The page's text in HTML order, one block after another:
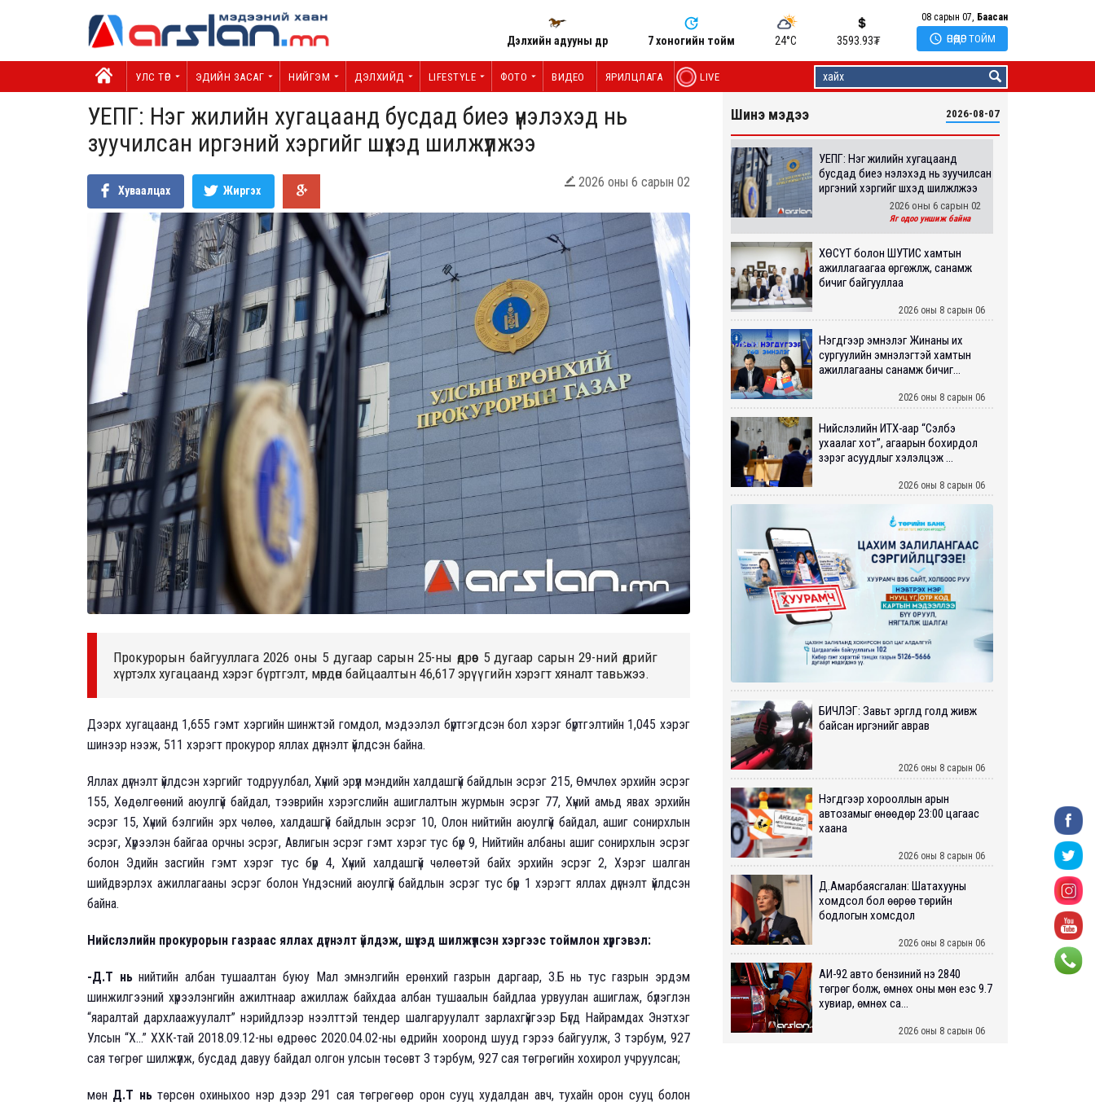
Дэлхийн адууны өдөр 7 хоногийн тойм 24°C 3593.93₮
08 сарын 07, Баасан
 ӨНӨӨДӨР ТОЙМ
УЛС ТӨР ЭДИЙН ЗАСАГ НИЙГЭМ ДЭЛХИЙД LIFESTYLE ФОТО ВИДЕО ЯРИЛЦЛАГА LIVE
УЕПГ: Нэг жилийн хугацаанд бусдад биеэ үнэлэхэд нь
зуучилсан иргэний хэргийг шүүхэд шилжүүлжээ
Хуваалцах Жиргэх
 2026 оны 6 сарын 02
Прокурорын байгууллага 2026 оны 5 дугаар сарын 25-ны өдрөөс 5 дугаар сарын 29-ний өдрийг
хүртэлх хугацаанд хэрэг бүртгэлт, мөрдөн байцаалтын 46,617 эрүүгийн хэрэгт хяналт тавьжээ.
Дээрх хугацаанд 1,655 гэмт хэргийн шинжтэй гомдол, мэдээлэл бүртгэгдсэн бол хэрэг бүртгэлтийн 1,045 хэрэг
шинээр нээж, 511 хэрэгт прокурор яллах дүгнэлт үйлдсэн байна.
Яллах дүгнэлт үйлдсэн хэргийг тодруулбал, Хүний эрүүл мэндийн халдашгүй байдлын эсрэг 215, Өмчлөх эрхийн эсрэг
155, Хөдөлгөөний аюулгүй байдал, тээврийн хэрэгслийн ашиглалтын журмын эсрэг 77, Хүний амьд явах эрхийн
эсрэг 15, Хүний бэлгийн эрх чөлөө, халдашгүй байдлын эсрэг 10, Олон нийтийн аюулгүй байдал, ашиг сонирхлын
эсрэг, Хүрээлэн байгаа орчны эсрэг, Авлигын эсрэг гэмт хэрэг тус бүр 9, Нийтийн албаны ашиг сонирхлын эсрэг
болон Эдийн засгийн гэмт хэрэг тус бүр 4, Хүний халдашгүй чөлөөтэй байх эрхийн эсрэг 2, Хэрэг шалган
шийдвэрлэх ажиллагааны эсрэг болон Үндэсний аюулгүй байдлын эсрэг тус бүр 1 хэрэгт яллах дүгнэлт үйлдсэн
байна.
Нийслэлийн прокурорын газраас яллах дүгнэлт үйлдэж, шүүхэд шилжүүлсэн хэргээс тоймлон хүргэвэл:
-Д.Т ньнийтийн албан тушаалтан буюу Мал эмнэлгийн ерөнхий газрын даргаар, З.Б нь тус газрын эрдэм
шинжилгээний хүрээлэнгийн ажилтнаар ажиллаж байхдаа албан тушаалын байдлаа урвуулан ашиглаж, бүлэглэн
“яаралтай дархлаажуулалт” нэрийдлээр нээлттэй тендер шалгаруулалт зарлахгүйгээр Бүгд Найрамдах Энэтхэг
Улсын “Х...” ХХК-тай 2018.09.12-ны өдрөөс 2020.04.02-ны өдрийн хооронд шууд гэрээ байгуулж, 3 тэрбум, 927
сая төгрөг шилжүүлж, бусдад давуу байдал олгон улсын төсөвт 3 тэрбум, 927 сая төгрөгийн хохирол учруулсан;
мөн Д.Т ньтөрсөн охиныхоо нэр дээр 291 сая төгрөгөөр орон сууц худалдан авч, тухайн орон сууц болон
Шинэ мэдээ 2026-08-07
УЕПГ: Нэг жилийн хугацаанд
бусдад биеэ үнэлэхэд нь зуучилсан
иргэний хэргийг шүүхэд шилжүүлжээ
2026 оны 6 сарын 02
Яг одоо уншиж байна
ХӨСҮТ болон ШУТИС хамтын
ажиллагаагаа өргөжүүлж, санамж
бичиг байгууллаа
2026 оны 8 сарын 06
Нэгдүгээр эмнэлэг Жинаны их
сургуулийн эмнэлэгтэй хамтын
ажиллагааны санамж бичиг...
2026 оны 8 сарын 06
Нийслэлийн ИТХ-аар “Сэлбэ
ухаалаг хот”, агаарын бохирдол
зэрэг асуудлыг хэлэлцэж ...
2026 оны 8 сарын 06
БИЧЛЭГ: Завьт эргүүлүүд голд живж
байсан иргэнийг аврав
2026 оны 8 сарын 06
Нэгдүгээр хорооллын арын
автозамыг өнөөдөр 23:00 цагаас
хаана
2026 оны 8 сарын 06
Д.Амарбаясгалан: Шатахууны
хомдсол бол өөрөө төрийн
бодлогын хомсдол
2026 оны 8 сарын 06
АИ-92 авто бензиний үнэ 2840
төгрөг болж, өмнөх оны мөн үеэс 9.7
хувиар, өмнөх са...
2026 оны 8 сарын 06